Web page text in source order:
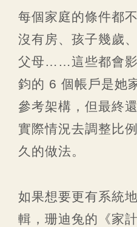
每個家庭的條件都
沒有房、孩子幾歲
父母……這些都會
鈞的 6 個帳戶是她
參考架構，但最終
實際情況去調整比
久的做法。
如果想要更有系統
輯，珊迪兔的《家